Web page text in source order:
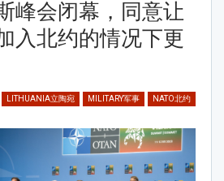
峰会闭幕，同意让
入北约的情况下更
LITHUANIA立陶宛 MILITARY军事 NATO北约